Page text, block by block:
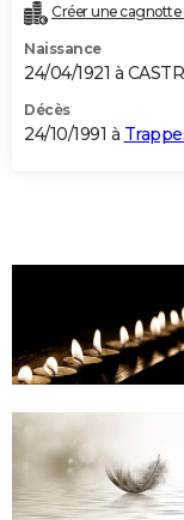
Créer une cagnotte
Naissance
24/04/1921 à
Décès
24/10/1991 à